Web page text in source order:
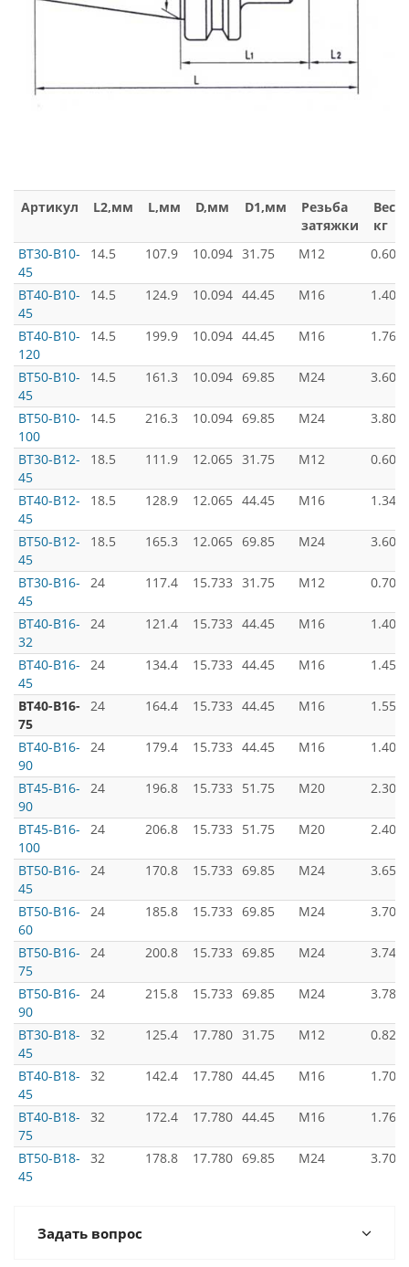
Артикул L2,мм L,мм D,мм D1,мм
Резьба
затяжки
Вес,
кг
BT30-B10-
45
14.5 107.9 10.094 31.75 M12 0.60
BT40-B10-
45
14.5 124.9 10.094 44.45 M16 1.40
BT40-B10-
120
14.5 199.9 10.094 44.45 M16 1.76
BT50-B10-
45
14.5 161.3 10.094 69.85 M24 3.60
BT50-B10-
100
14.5 216.3 10.094 69.85 M24 3.80
BT30-B12-
45
18.5 111.9 12.065 31.75 M12 0.60
BT40-B12-
45
18.5 128.9 12.065 44.45 M16 1.34
BT50-B12-
45
18.5 165.3 12.065 69.85 M24 3.60
BT30-B16-
45
24 117.4 15.733 31.75 M12 0.70
BT40-B16-
32
24 121.4 15.733 44.45 M16 1.40
BT40-B16-
45
24 134.4 15.733 44.45 M16 1.45
BT40-B16-
75
24 164.4 15.733 44.45 M16 1.55
BT40-B16-
90
24 179.4 15.733 44.45 M16 1.40
BT45-B16-
90
24 196.8 15.733 51.75 M20 2.30
BT45-B16-
100
24 206.8 15.733 51.75 M20 2.40
BT50-B16-
45
24 170.8 15.733 69.85 M24 3.65
BT50-B16-
60
24 185.8 15.733 69.85 M24 3.70
BT50-B16-
75
24 200.8 15.733 69.85 M24 3.74
BT50-B16-
90
24 215.8 15.733 69.85 M24 3.78
BT30-B18-
45
32 125.4 17.780 31.75 M12 0.82
BT40-B18-
45
32 142.4 17.780 44.45 M16 1.70
BT40-B18-
75
32 172.4 17.780 44.45 M16 1.76
BT50-B18-
45
32 178.8 17.780 69.85 M24 3.70
Задать вопрос